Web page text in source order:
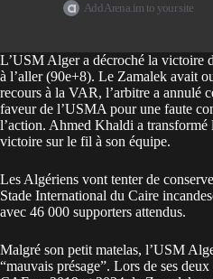
Add Arena.im to your site
L’USM Alger a décroché la victoire
à l’aller (90e+8). Le Zamalek avait
recours à la VAR, l’arbitre a annulé
faveur de l’USMA pour une faute
l’action. Ahmed Khaldi a transformé
victoire sur le fil à son équipe.
Les Algériens vont tenter de
Stade International du Caire
avec 46 000 supporters attendus.
Malgré son petit matelas, l’USM
“mauvais présage”. Lors de ses deux